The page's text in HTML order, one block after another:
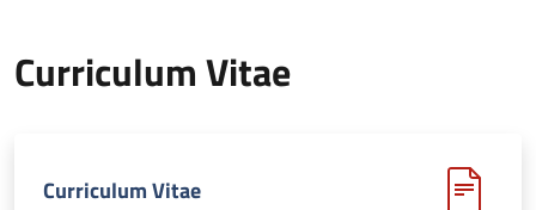
Curriculum Vitae
Curriculum Vitae